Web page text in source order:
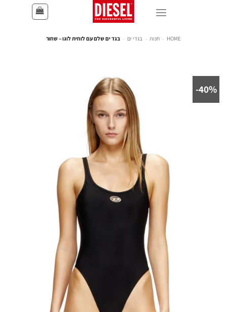
HOME
- חנות - בגדי ים - בגד ים שלם עם לוחית לוגו – שחור
40%-